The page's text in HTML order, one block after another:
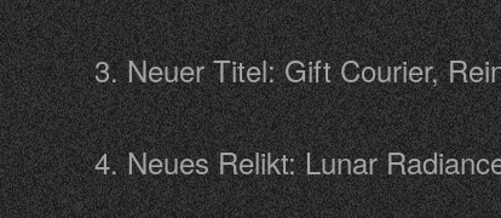
3. Neuer Titel: Gift Courier,
4. Neues Relikt: Lunar